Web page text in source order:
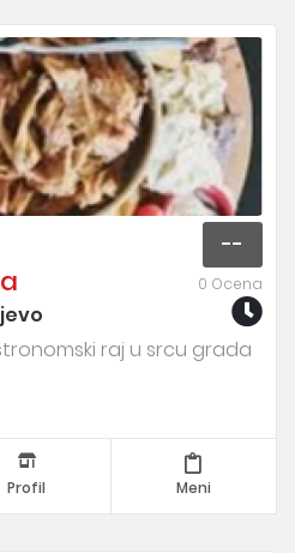
--
0 Ocena
raj u srcu grada
Profil Meni